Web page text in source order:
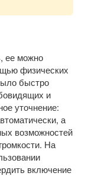
ее можно
физических
быстро
и
уточнение:
а
возможностей
На
включение